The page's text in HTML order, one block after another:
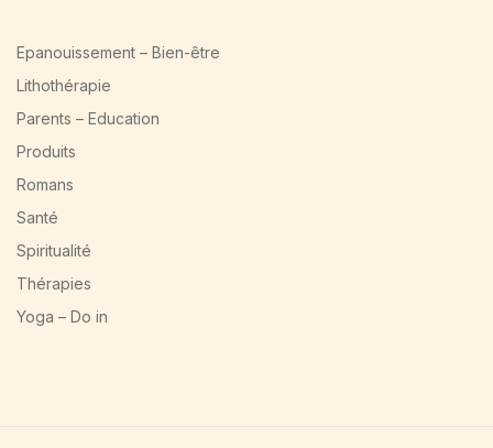
Epanouissement – Bien-être
Lithothérapie
Parents – Education
Produits
Romans
Santé
Spiritualité
Thérapies
Yoga – Do in